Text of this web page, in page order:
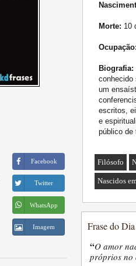
Facebook
Twitter
WhatsApp
Imagem
Morte: 10
Ocupação:
Biografia:
conhecido
um
escritos,
e
público de
Filósofo
Nascidos
Frase do Dia
“O amor
próprios no